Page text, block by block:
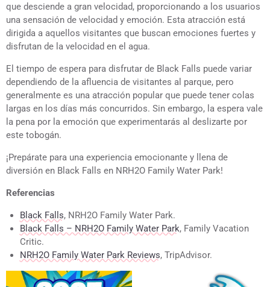
que desciende a gran velocidad, proporcionando a los usuarios
una sensación de velocidad y emoción. Esta atracción está
dirigida a aquellos visitantes que buscan emociones fuertes y
disfrutan de la velocidad en el agua.
El tiempo de espera para disfrutar de Black Falls puede variar
dependiendo de la afluencia de visitantes al parque, pero
generalmente es una atracción popular que puede tener colas
largas en los días más concurridos. Sin embargo, la espera vale
la pena por la emoción que experimentarás al deslizarte por
este tobogán.
¡Prepárate para una experiencia emocionante y llena de
diversión en Black Falls en NRH2O Family Water Park!
Referencias
Black Falls, NRH2O Family Water Park.
Black Falls – NRH2O Family Water Park, Family Vacation
Critic.
NRH2O Family Water Park Reviews, TripAdvisor.